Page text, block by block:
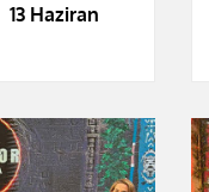
Haziran